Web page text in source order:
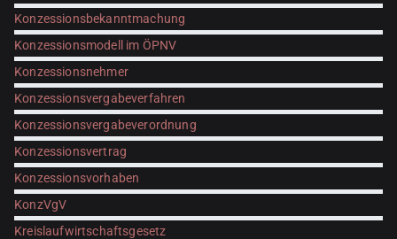
Konzessionsbekanntmachung
Konzessionsmodell im ÖPNV
Konzessionsnehmer
Konzessionsvergabeverfahren
Konzessionsvergabeverordnung
Konzessionsvertrag
Konzessionsvorhaben
KonzVgV
Kreislaufwirtschaftsgesetz